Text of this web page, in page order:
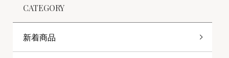
CATEGORY
新着商品